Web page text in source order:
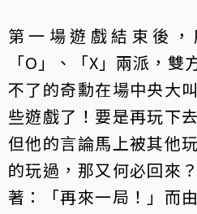
第一場遊戲結束後
「O」、「X」兩派，
不了的奇勳在場中央大
些遊戲了！要是再玩下
但他的言論馬上被其他
的玩過，那又何必回來
著：「再來一局！」而